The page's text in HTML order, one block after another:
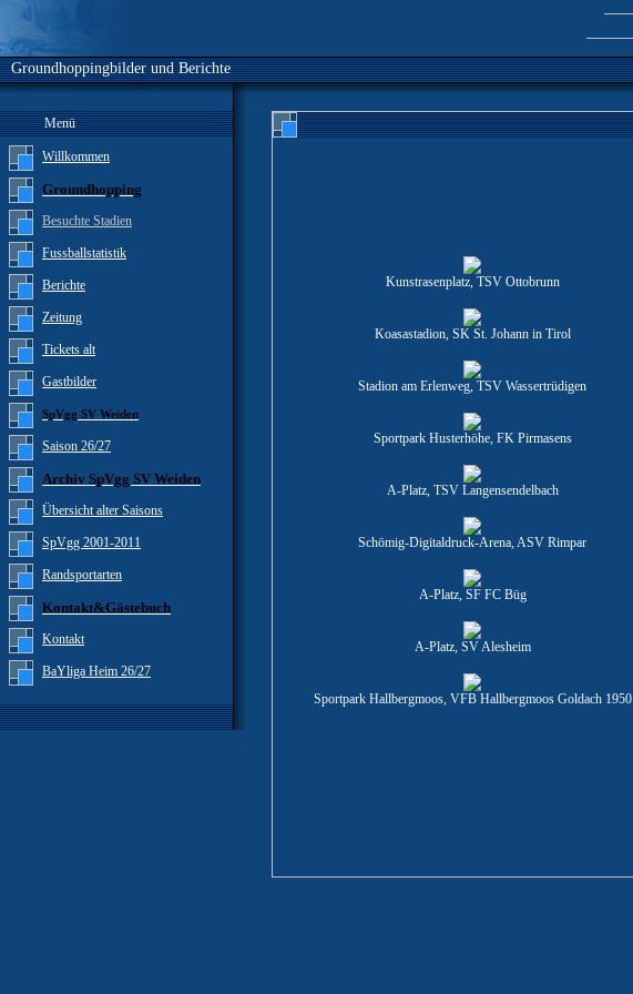
Groundhoppingbilder und Berichte
Menü
Willkommen
Groundhopping
Besuchte Stadien
Fussballstatistik
Berichte
Zeitung
Tickets alt
Gastbilder
SpVgg SV Weiden
Saison 26/27
Archiv SpVgg SV Weiden
Übersicht alter Saisons
SpVgg 2001-2011
Randsportarten
Kontakt&Gästebuch
Kontakt
BaYliga Heim 26/27
Kunstrasenplatz, TSV Ottobrunn
Koasastadion, SK St. Johann in Tirol
Stadion am Erlenweg, TSV Wassertrüdigen
Sportpark Husterhöhe, FK Pirmasens
A-Platz, TSV Langensendelbach
Schömig-Digitaldruck-Arena, ASV Rimpar
A-Platz, SF FC Büg
A-Platz, SV Alesheim
Sportpark Hallbergmoos, VFB Hallbergmoos Goldach 1950